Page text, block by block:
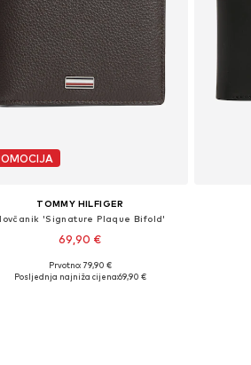
TOMMY HILFIGER
'Signature Plaque Bifold'
69,90 €
Dostupne veličine: One Size
Prvotno: 79,90 €
Posljednja najniža cijena:69,90 €